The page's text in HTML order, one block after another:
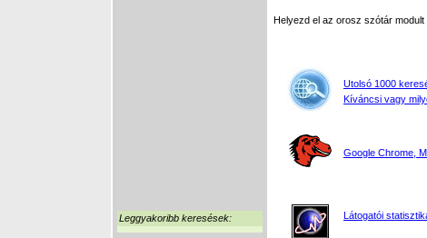
Leggyakoribb keresések:
Helyezd el az orosz szótár
Utolsó 1000
Kíváncsi vagy
Google Chrome,
Látogatói